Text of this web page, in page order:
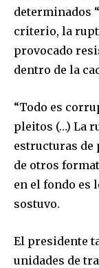
determinados
criterio, la
provocado
dentro de la
“Todo es
pleitos (…) La
estructuras de
de otros
en el fondo es
sostuvo.
El presidente
unidades de